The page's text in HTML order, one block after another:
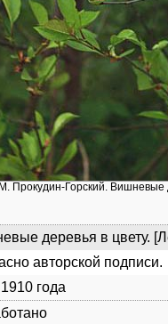
Прокудин-Горский. Вишневые
деревья в цвету.
авторской подписи.
года